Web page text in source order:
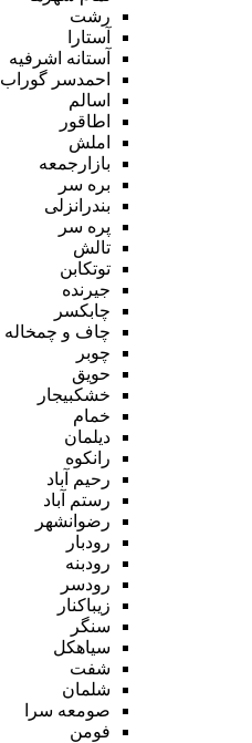
رشت
آستارا
آستانه اشرفیه
احمدسر گوراب
اسالم
اطاقور
املش
بازارجمعه
بره سر
بندرانزلی
پره سر
تالش
توتکابن
جیرنده
چابکسر
چاف و چمخاله
چوبر
حویق
خشکبیجار
خمام
دیلمان
رانکوه
رحیم آباد
رستم آباد
رضوانشهر
رودبار
رودبنه
رودسر
زیباکنار
سنگر
سیاهکل
شفت
شلمان
صومعه سرا
فومن